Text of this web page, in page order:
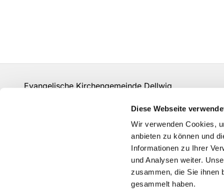
Diese Webseite
Wir verwenden Cookies,
anbieten zu können und
Informationen zu Ihrer
und Analysen weiter.
zusammen, die Sie ihnen
gesammelt haben.
Evangelische Kirchengemeinde Dellwig
Grundsätze der Datenverarbeitung